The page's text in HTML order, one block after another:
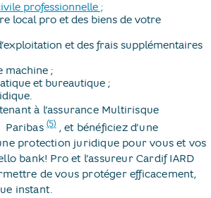
professionnelle ;
local pro et des biens de votre
et des frais supplémentaires
machine ;
et bureautique ;
à l’assurance Multirisque
Paribas​(5), et bénéficiez d’une
protection juridique pour vous et vos
bank! Pro et l’assureur Cardif IARD
de vous protéger efficacement,
instant.